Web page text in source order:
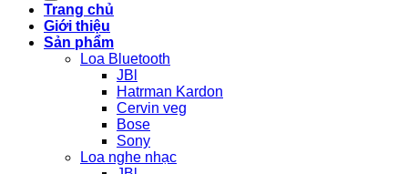
Trang chủ
Giới thiệu
Sản phẩm
Loa Bluetooth
JBl
Hatrman Kardon
Cervin veg
Bose
Sony
Loa nghe nhạc